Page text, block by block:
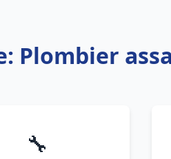
Plombier
🔧